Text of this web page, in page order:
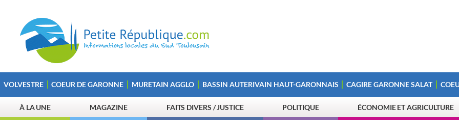
VOLVESTRE COEUR DE GARONNE MURETAIN AGGLO BASSIN AUTERIVAIN HAUT-GARONNAIS CAGIRE GARONNE SALAT
À LA UNE MAGAZINE FAITS DIVERS / JUSTICE POLITIQUE ÉCONOMIE ET AGRICULTURE